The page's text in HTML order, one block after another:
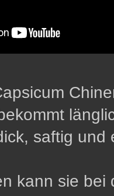
saftig und
kann sie bei